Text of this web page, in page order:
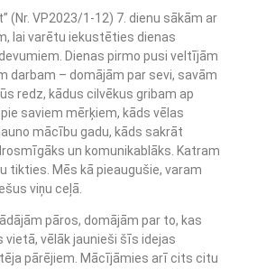
(Nr. VP2023/1-12) 7. dienu sākām ar
lai varētu iekustēties dienas
Dienas pirmo pusi veltījām
darbam – domājām par sevi, savām
redz, kādus cilvēkus gribam ap
saviem mērķiem, kāds vēlas
mācību gadu, kāds sakrāt
un komunikablāks. Katram
tikties. Mēs kā pieaugušie, varam
viņu ceļā.
pāros, domājām par to, kas
vēlāk jaunieši šīs idejas
pārējiem. Mācījāmies arī cits citu